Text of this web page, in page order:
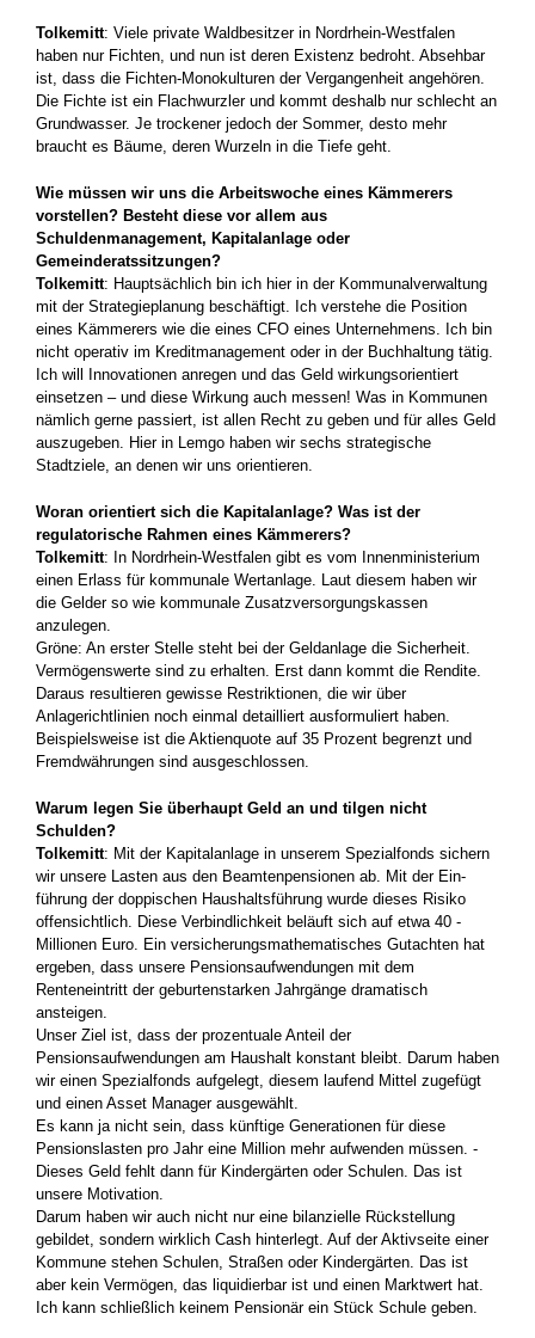
Tolkemitt: Viele private Waldbesitzer in Nordrhein-Westfalen
haben nur Fichten, und nun ist deren Existenz bedroht. Absehbar
ist, dass die Fichten-Monokulturen der Vergangenheit angehören.
Die Fichte ist ein Flachwurzler und kommt deshalb nur schlecht an
Grundwasser. Je trockener ­jedoch der Sommer, desto mehr
braucht es Bäume, deren Wurzeln in die Tiefe geht.
Wie müssen wir uns die Arbeitswoche eines Kämmerers
vorstellen? Besteht diese vor ­allem aus
Schuldenmanagement, Kapitalanlage oder
Gemeinderatssitzungen?
Tolkemitt: Hauptsächlich bin ich hier in der Kommunalverwaltung
mit der Strategie­planung beschäftigt. Ich verstehe die ­Position
eines Kämmerers wie die eines CFO eines Unternehmens. Ich bin
nicht operativ im Kreditmanagement oder in der Buchhaltung tätig.
Ich will Innovationen anregen und das Geld wirkungsorientiert
einsetzen – und diese Wirkung auch ­messen! Was in Kommunen
nämlich gerne passiert, ist allen Recht zu geben und für ­alles Geld
auszugeben. Hier in Lemgo ­haben wir sechs strategische
Stadtziele, an denen wir uns orientieren.
Woran orientiert sich die Kapitalanlage? Was ist der
regulatorische Rahmen eines Kämmerers?
Tolkemitt: In Nordrhein-Westfalen gibt es vom Innenministerium
einen Erlass für kommunale Wertanlage. Laut diesem ­haben wir
die Gelder so wie kommunale Zusatzversorgungskassen
anzulegen.
Gröne: An erster Stelle steht bei der Geld­anlage die Sicherheit.
Vermögenswerte sind zu erhalten. Erst dann kommt die Rendite.
Daraus resultieren gewisse Restriktionen, die wir über
Anlagerichtlinien noch einmal detailliert ausformuliert haben.
Beispielsweise ist die Aktienquote auf 35 Prozent ­begrenzt und
Fremdwährungen sind aus­geschlossen.
Warum legen Sie überhaupt Geld an und ­tilgen nicht
Schulden?
Tolkemitt: Mit der Kapitalanlage in ­unserem Spezialfonds sichern
wir unsere Lasten aus den Beamtenpensionen ab. Mit der Ein­
führung der doppischen Haushaltsführung wurde dieses Risiko
offensichtlich. Diese Verbindlichkeit beläuft sich auf etwa 40 ­
Millionen Euro. Ein versicherungsmathematisches Gutachten hat
ergeben, dass ­unsere Pensionsaufwendungen mit dem
Renteneintritt der geburtenstarken Jahr­gänge dramatisch
ansteigen.
Unser Ziel ist, dass der prozentuale Anteil der
Pensionsaufwendungen am Haushalt konstant bleibt. Darum haben
wir einen Spezialfonds aufgelegt, diesem laufend ­Mittel zugefügt
und einen Asset Manager ausgewählt.
Es kann ja nicht sein, dass ­künftige Generationen für diese
Pensionslasten pro Jahr ­eine Million mehr auf­wenden müssen. ­
Dieses Geld fehlt dann für Kindergärten oder Schulen. Das ist
unsere Motivation.
Darum haben wir auch nicht nur eine ­bilanzielle Rückstellung
gebildet, sondern wirklich Cash hinterlegt. Auf der Aktivseite einer
Kommune stehen Schulen, Straßen oder Kindergärten. Das ist
aber kein Ver­mögen, das liquidierbar ist und einen Marktwert hat.
Ich kann schließlich keinem ­Pensionär ein Stück Schule geben.